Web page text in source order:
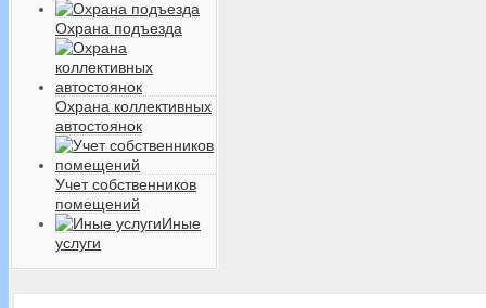
Охрана подъезда
Охрана коллективных
автостоянок
Учет собственников
помещений
Иные
услуги